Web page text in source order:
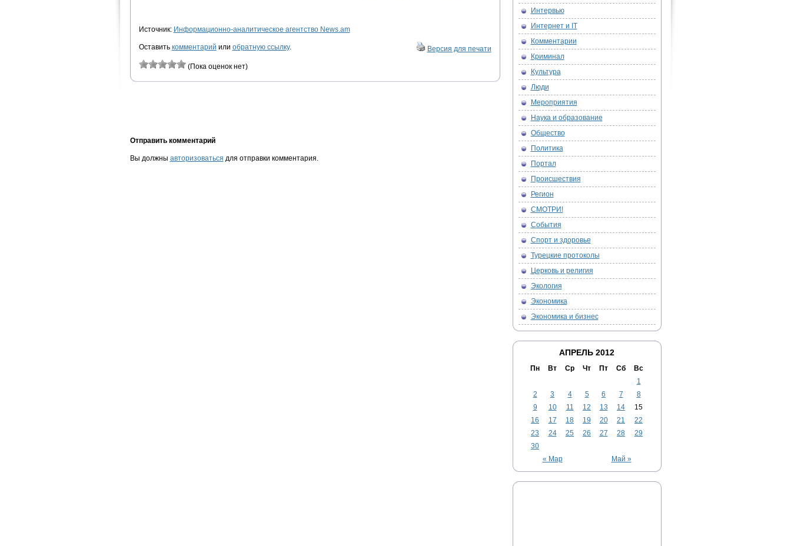
Источник: Информационно-аналитическое агентство News.am
Оставить комментарий или обратную ссылку. Версия для печати
(Пока оценок нет)
Отправить комментарий
Вы должны авторизоваться для отправки комментария.
Интервью
Интернет и IT
Комментарии
Криминал
Культура
Люди
Мероприятия
Наука и образование
Общество
Политика
Портал
Происшествия
Регион
СМОТРИ!
События
Спорт и здоровье
Турецкие протоколы
Церковь и религия
Экология
Экономика
Экономика и бизнес
АПРЕЛЬ 2012
Пн Вт Ср Чт Пт Сб Вс
« Мар Май »
1
2
3 4 5 6 7
8
9
10 11 12 13 14
15
16
17 18 19 20 21
22
23
24 25 26 27 28
29
30